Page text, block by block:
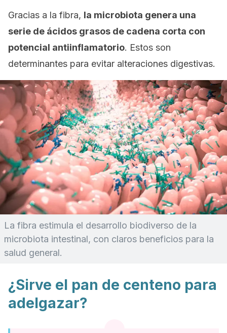
Gracias a la fibra, la microbiota genera una
serie de ácidos grasos de cadena corta con
potencial antiinflamatorio. Estos son
determinantes para evitar alteraciones digestivas.
La fibra estimula el desarrollo biodiverso de la
microbiota intestinal, con claros beneficios para la
salud general.
¿Sirve el pan de centeno para
adelgazar?